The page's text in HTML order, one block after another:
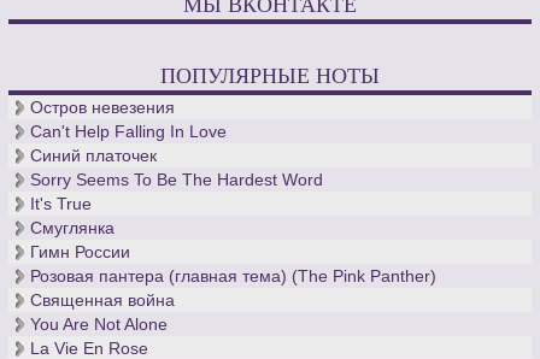
ПОПУЛЯРНЫЕ НОТЫ
Остров невезения
Can't Help Falling In Love
Синий платочек
Sorry Seems To Be The Hardest Word
It's True
Смуглянка
Гимн России
Розовая пантера (главная тема) (The Pink Panther)
Священная война
You Are Not Alone
La Vie En Rose